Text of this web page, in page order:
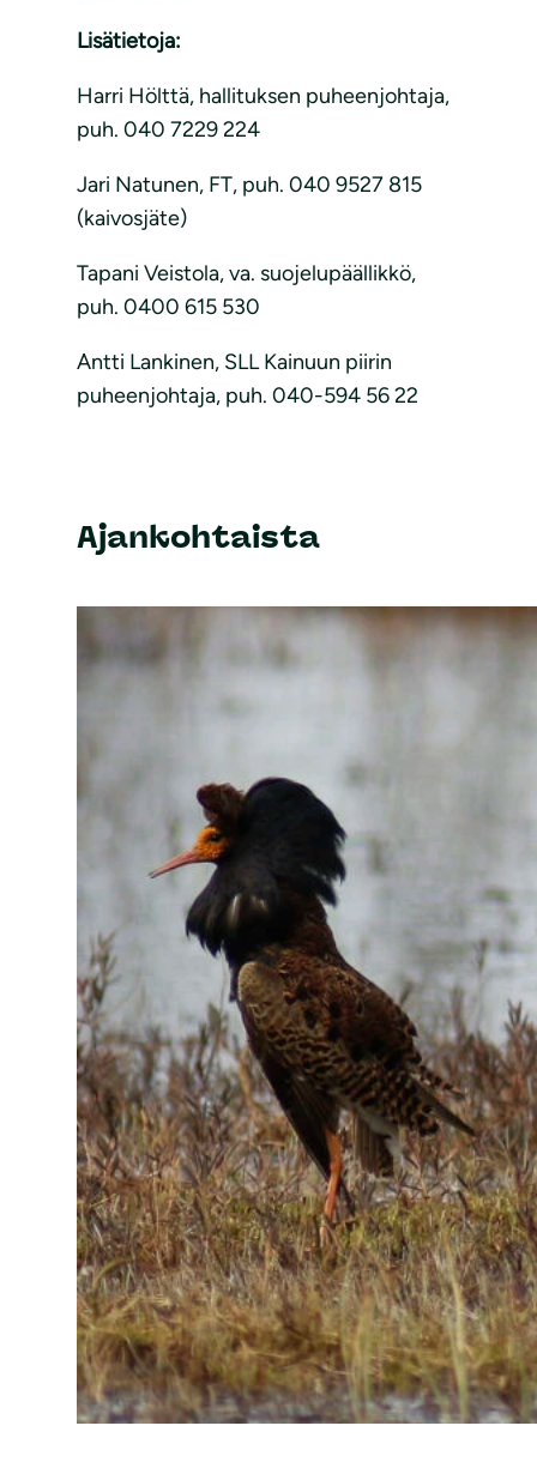
Lisätietoja:
Harri Hölttä, hallituksen puheenjohtaja,
puh. 040 7229 224
Jari Natunen, FT, puh. 040 9527 815
(kaivosjäte)
Tapani Veistola, va. suojelupäällikkö,
puh. 0400 615 530
Antti Lankinen, SLL Kainuun piirin
puheenjohtaja, puh. 040-594 56 22
Ajankohtaista